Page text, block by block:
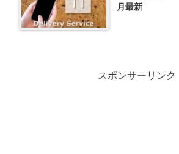
月最新
スポンサーリンク